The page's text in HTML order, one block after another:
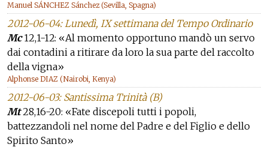
Manuel SÁNCHEZ Sánchez (Sevilla, Spagna)
2012-06-04: Lunedì, IX settimana del Tempo Ordinario
Mc12,1-12: «Al momento opportuno mandò un servo
dai contadini a ritirare da loro la sua parte del raccolto
della vigna»
Alphonse DIAZ (Nairobi, Kenya)
2012-06-03: Santissima Trinità (B)
Mt28,16-20: «Fate discepoli tutti i popoli,
battezzandoli nel nome del Padre e del Figlio e dello
Spirito Santo»